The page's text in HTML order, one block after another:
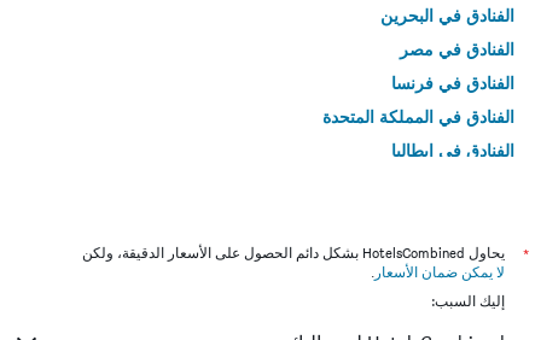
الفنادق في البحرين
الفنادق في مصر
الفنادق في فرنسا
الفنادق في المملكة المتحدة
الفنادق في إيطاليا
*
يحاول HotelsCombined بشكل دائم الحصول على الأسعار الدقيقة، ولكن
لا يمكن ضمان الأسعار .
إليك السبب: